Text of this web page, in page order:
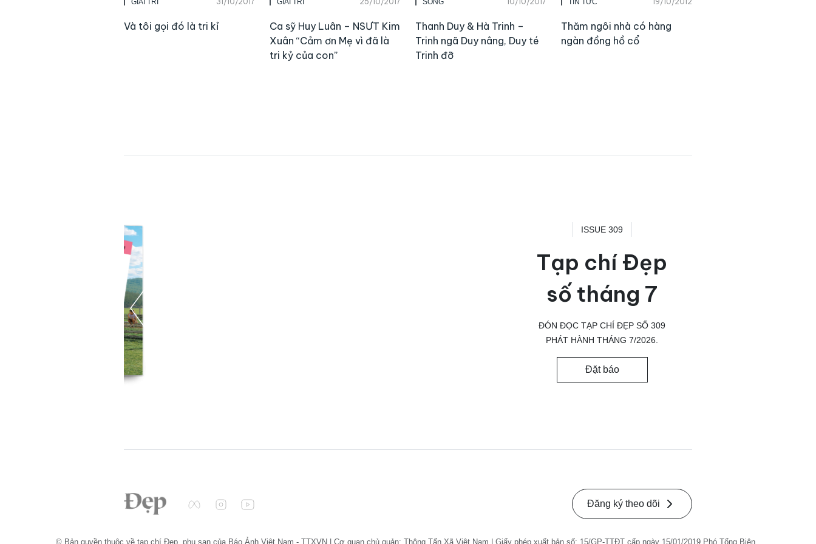
Và tôi gọi đó là tri kỉ
Ca sỹ Huy Luân – NSƯT Kim
Xuân “Cảm ơn Mẹ vì đã là
tri kỷ của con”
Thanh Duy & Hà Trinh –
Trinh ngã Duy nâng, Duy té
Trinh đỡ
Thăm ngôi nhà có hàng
ngàn đồng hồ cổ
ISSUE 309
Tạp chí Đẹp
số tháng 7
ĐÓN ĐỌC TẠP CHÍ ĐẸP SỐ 309
PHÁT HÀNH THÁNG 7/2026.
Đặt báo
Đăng ký theo dõi
© Bản quyền thuộc về tạp chí Đẹp, phụ san của Báo Ảnh Việt Nam - TTXVN | Cơ quan chủ quản: Thông Tấn Xã Việt Nam | Giấy phép xuất bản số: 15/GP-TTĐT cấp ngày 15/01/2019 Phó Tổng Biên